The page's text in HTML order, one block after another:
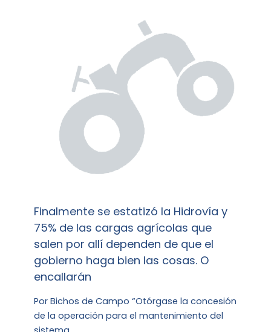
Finalmente se estatizó la Hidrovía y
75% de las cargas agrícolas que
salen por allí dependen de que el
gobierno haga bien las cosas. O
encallarán
Por Bichos de Campo “Otórgase la concesión
de la operación para el mantenimiento del